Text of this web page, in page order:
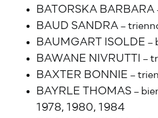
BATORSKA BARBARA
BAUD SANDRA –
BAUMGART ISOLDE –
BAWANE NIVRUTTI –
BAXTER BONNIE –
BAYRLE THOMAS –
1978, 1980, 1984